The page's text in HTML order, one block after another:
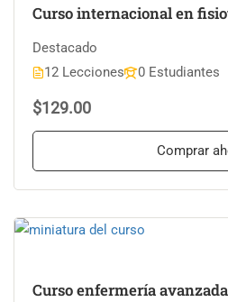
Curso internacional en
Destacado
12 Lecciones
0 Estudiantes
$129.00
Comprar
Curso enfermería